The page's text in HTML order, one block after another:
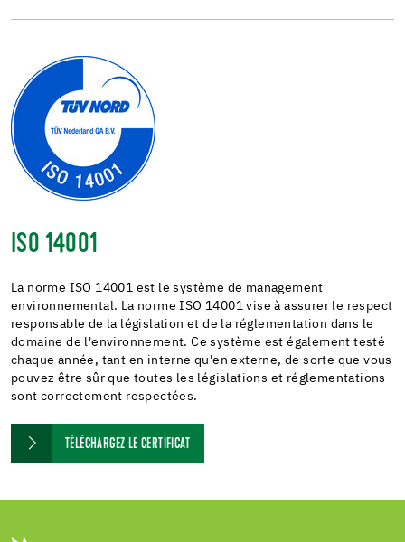
ISO 14001
La norme ISO 14001 est le système de management
environnemental. La norme ISO 14001 vise à assurer le respect
responsable de la législation et de la réglementation dans le
domaine de l'environnement. Ce système est également testé
chaque année, tant en interne qu'en externe, de sorte que vous
pouvez être sûr que toutes les législations et réglementations
sont correctement respectées.
TÉLÉCHARGEZ LE CERTIFICAT